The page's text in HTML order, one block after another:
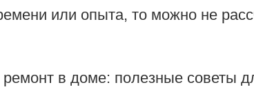
или опыта, то можно не